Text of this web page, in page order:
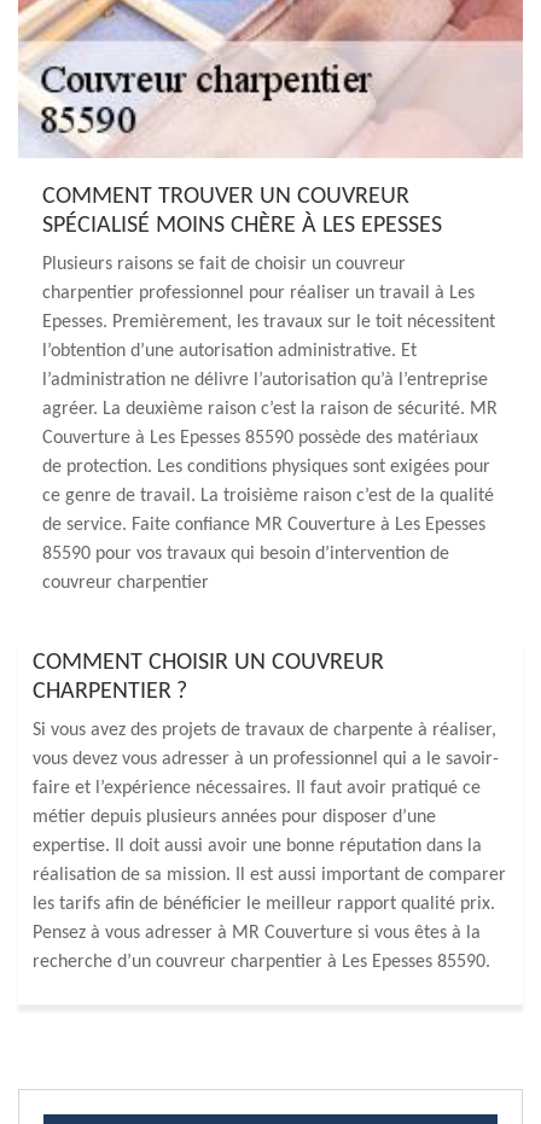
COMMENT TROUVER UN COUVREUR
SPÉCIALISÉ MOINS CHÈRE À LES EPESSES
Plusieurs raisons se fait de choisir un couvreur
charpentier professionnel pour réaliser un travail à Les
Epesses. Premièrement, les travaux sur le toit nécessitent
l’obtention d’une autorisation administrative. Et
l’administration ne délivre l’autorisation qu’à l’entreprise
agréer. La deuxième raison c’est la raison de sécurité. MR
Couverture à Les Epesses 85590 possède des matériaux
de protection. Les conditions physiques sont exigées pour
ce genre de travail. La troisième raison c’est de la qualité
de service. Faite confiance MR Couverture à Les Epesses
85590 pour vos travaux qui besoin d’intervention de
couvreur charpentier
COMMENT CHOISIR UN COUVREUR
CHARPENTIER ?
Si vous avez des projets de travaux de charpente à réaliser,
vous devez vous adresser à un professionnel qui a le savoir-
faire et l’expérience nécessaires. Il faut avoir pratiqué ce
métier depuis plusieurs années pour disposer d’une
expertise. Il doit aussi avoir une bonne réputation dans la
réalisation de sa mission. Il est aussi important de comparer
les tarifs afin de bénéficier le meilleur rapport qualité prix.
Pensez à vous adresser à MR Couverture si vous êtes à la
recherche d’un couvreur charpentier à Les Epesses 85590.